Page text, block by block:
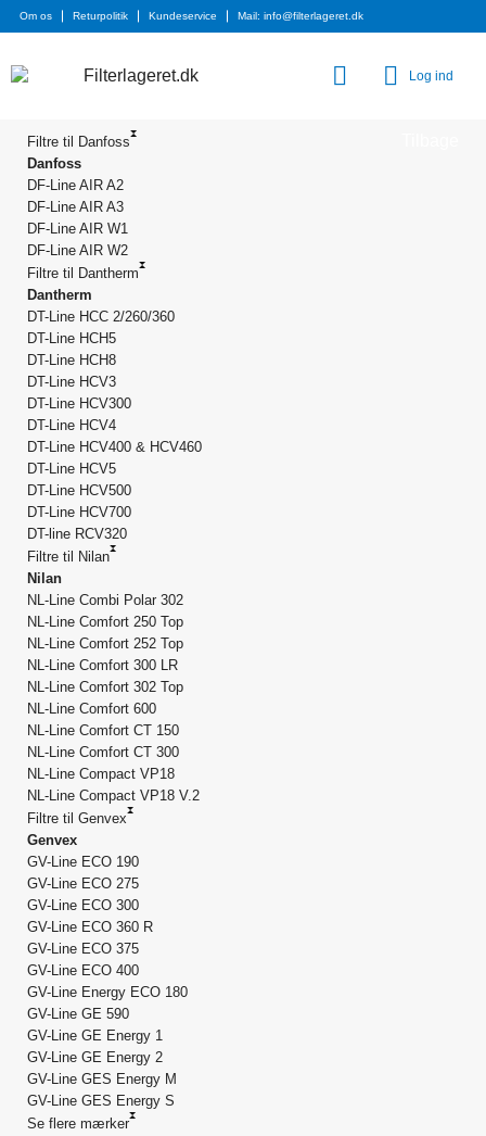
Om os Returpolitik Kundeservice Mail: info@filterlageret.dk
Log ind
Filtre til Danfoss
Danfoss
DF-Line AIR A2
DF-Line AIR A3
DF-Line AIR W1
DF-Line AIR W2
Filtre til Dantherm
Dantherm
DT-Line HCC 2/260/360
DT-Line HCH5
DT-Line HCH8
DT-Line HCV3
DT-Line HCV300
DT-Line HCV4
DT-Line HCV400 & HCV460
DT-Line HCV5
DT-Line HCV500
DT-Line HCV700
DT-line RCV320
Filtre til Nilan
Nilan
NL-Line Combi Polar 302
NL-Line Comfort 250 Top
NL-Line Comfort 252 Top
NL-Line Comfort 300 LR
NL-Line Comfort 302 Top
NL-Line Comfort 600
NL-Line Comfort CT 150
NL-Line Comfort CT 300
NL-Line Compact VP18
NL-Line Compact VP18 V.2
Filtre til Genvex
Genvex
GV-Line ECO 190
GV-Line ECO 275
GV-Line ECO 300
GV-Line ECO 360 R
GV-Line ECO 375
GV-Line ECO 400
GV-Line Energy ECO 180
GV-Line GE 590
GV-Line GE Energy 1
GV-Line GE Energy 2
GV-Line GES Energy M
GV-Line GES Energy S
Se flere mærker